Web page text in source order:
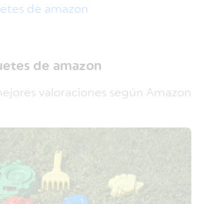
de amazon
valoraciones según Amazon